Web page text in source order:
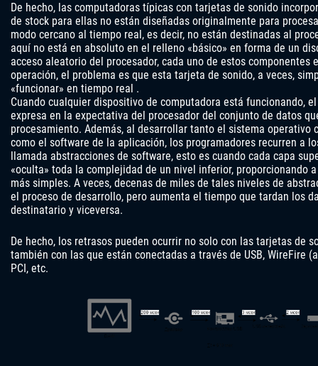
De hecho, las computadoras típicas con tarjetas de sonido
de stock para ellas no están diseñadas originalmente para
modo cercano al tiempo real, es decir, no están destinadas al
aquí no está en absoluto en el relleno «básico» en forma de un
acceso aleatorio del procesador, cada uno de estos componentes
operación, el problema es que esta tarjeta de sonido, a veces,
«funcionar» en tiempo real .
Cuando cualquier dispositivo de computadora está funcionando,
expresa en la expectativa del procesador del conjunto de datos
procesamiento. Además, al desarrollar tanto el sistema operativo
como el software de la aplicación, los programadores recurren a
llamada abstracciones de software, esto es cuando cada capa
«oculta» toda la complejidad de un nivel inferior, proporcionando
más simples. A veces, decenas de miles de tales niveles de
el proceso de desarrollo, pero aumenta el tiempo que tardan los
destinatario y viceversa.
De hecho, los retrasos pueden ocurrir no solo con las tarjetas de
también con las que están conectadas a través de USB, WireFire
PCI, etc.